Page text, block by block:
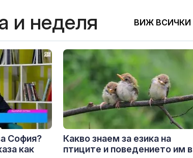
и неделя ВИЖ ВСИЧКИ
София?
как
Какво знаем за езика на
птиците и поведението им в